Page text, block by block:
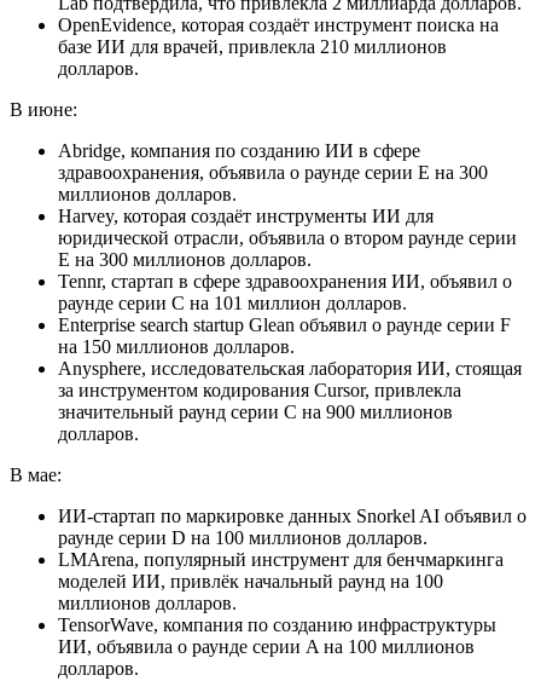
OpenEvidence, которая создаёт инструмент поиска на
базе ИИ для врачей, привлекла 210 миллионов
долларов.
В июне:
Abridge, компания по созданию ИИ в сфере
здравоохранения, объявила о раунде серии E на 300
миллионов долларов.
Harvey, которая создаёт инструменты ИИ для
юридической отрасли, объявила о втором раунде серии
E на 300 миллионов долларов.
Tennr, стартап в сфере здравоохранения ИИ, объявил о
раунде серии C на 101 миллион долларов.
Enterprise search startup Glean объявил о раунде серии F
на 150 миллионов долларов.
Anysphere, исследовательская лаборатория ИИ, стоящая
за инструментом кодирования Cursor, привлекла
значительный раунд серии C на 900 миллионов
долларов.
В мае:
ИИ-стартап по маркировке данных Snorkel AI объявил о
раунде серии D на 100 миллионов долларов.
LMArena, популярный инструмент для бенчмаркинга
моделей ИИ, привлёк начальный раунд на 100
миллионов долларов.
TensorWave, компания по созданию инфраструктуры
ИИ, объявила о раунде серии A на 100 миллионов
долларов.